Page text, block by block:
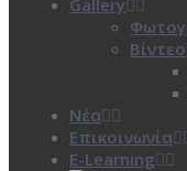
Gallery
Βίντεο
Νέα
Επικοινωνία
E-Learning